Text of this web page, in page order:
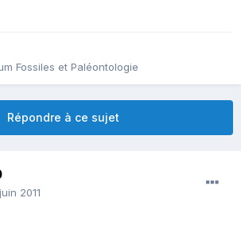
Fossiles et Paléontologie
Répondre à ce sujet
2011